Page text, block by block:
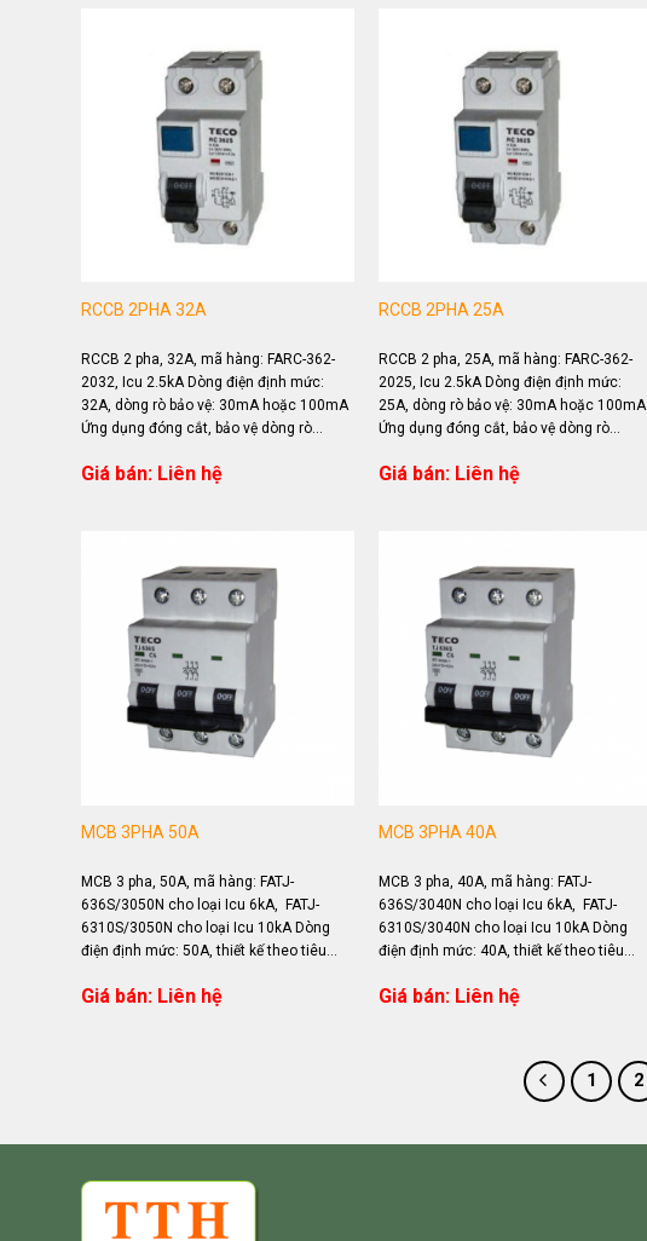
RCCB 2PHA 32A
RCCB 2 pha, 32A, mã hàng: FARC-362-
2032, Icu 2.5kA Dòng điện định mức:
32A, dòng rò bảo vệ: 30mA hoặc 100mA
Ứng dụng đóng cắt, bảo vệ dòng rò
Giá bán: Liên hệ
RCCB 2PHA 25A
RCCB 2 pha, 25A, mã hàng: FARC-362-
2025, Icu 2.5kA Dòng điện định mức:
25A, dòng rò bảo vệ: 30mA hoặc 100mA
Ứng dụng đóng cắt, bảo vệ dòng rò
Giá bán: Liên hệ
MCB 3PHA 50A
MCB 3 pha, 50A, mã hàng: FATJ-
636S/3050N cho loại Icu 6kA, FATJ-
6310S/3050N cho loại Icu 10kA Dòng
điện định mức: 50A, thiết kế theo tiêu
Giá bán: Liên hệ
MCB 3PHA 40A
MCB 3 pha, 40A, mã hàng: FATJ-
636S/3040N cho loại Icu 6kA, FATJ-
6310S/3040N cho loại Icu 10kA Dòng
điện định mức: 40A, thiết kế theo tiêu
Giá bán: Liên hệ
1 2